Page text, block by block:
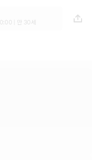
눈에 비교 렌
| 만 30세